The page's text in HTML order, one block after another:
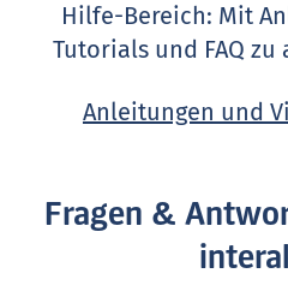
Hilfe-Bereich: Mit
Tutorials und FAQ
Anleitungen und
Fragen &